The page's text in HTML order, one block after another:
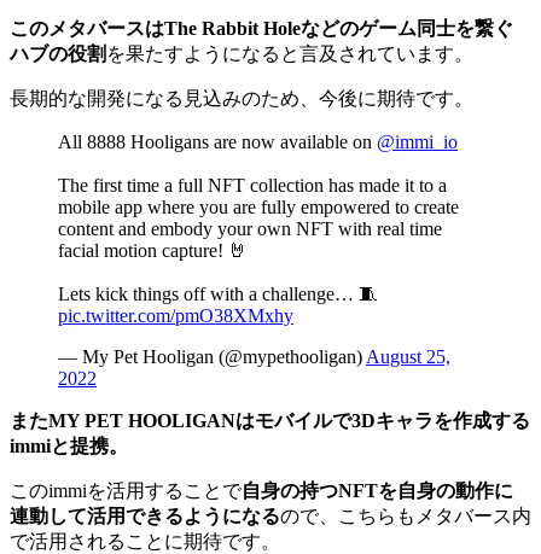
このメタバースはThe Rabbit Holeなどのゲーム同士を繋ぐ
ハブの役割 を果たすようになると言及されています。
長期的な開発になる見込みのため、今後に期待です。
All 8888 Hooligans are now available on @immi_io
The first time a full NFT collection has made it to a
mobile app where you are fully empowered to create
content and embody your own NFT with real time
facial motion capture! 🤘
Lets kick things off with a challenge… 🧵
pic.twitter.com/pmO38XMxhy
— My Pet Hooligan (@mypethooligan) August 25,
2022
またMY PET HOOLIGANはモバイルで3Dキャラを作成する
immiと提携。
このimmiを活用することで自身の持つNFTを自身の動作に
連動して活用できるようになるので、こちらもメタバース内
で活用されることに期待です。